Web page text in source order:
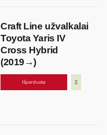
Craft Line užvalkalai
Toyota Yaris IV
Cross Hybrid
(2019→)
Išparduota